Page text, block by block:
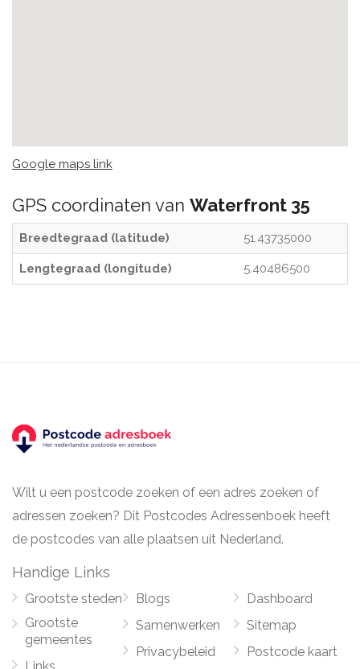
Google maps link
GPS coordinaten van Waterfront 35
Breedtegraad (latitude) 51.43735000
Lengtegraad (longitude) 5.40486500
Wilt u een postcode zoeken of een adres zoeken of
adressen zoeken? Dit Postcodes Adressenboek heeft
de postcodes van alle plaatsen uit Nederland.
Handige Links
Grootste steden
Grootste
gemeentes
Blogs
Samenwerken
Privacybeleid
Dashboard
Sitemap
Postcode kaart